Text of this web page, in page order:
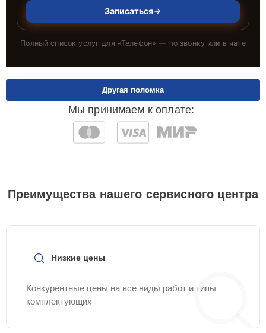
Записаться
Полный список услуг для «Телефон» — по звонку или в чате
Мы принимаем к оплате:
Другая поломка
Преимущества нашего сервисного центра
Низкие цены
Конкурентные цены на все виды работ и типы
комплектующих